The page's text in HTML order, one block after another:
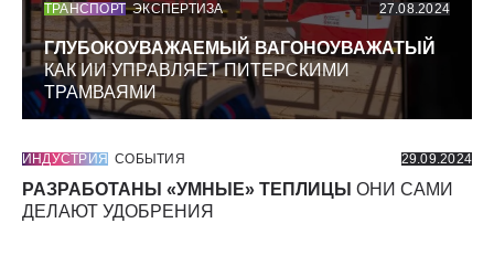
ТРАНСПОРТ ЭКСПЕРТИЗА 27.08.2024
ГЛУБОКОУВАЖАЕМЫЙ ВАГОНОУВАЖАТЫЙ
КАК ИИ УПРАВЛЯЕТ ПИТЕРСКИМИ
ТРАМВАЯМИ
ИНДУСТРИЯ СОБЫТИЯ 29.09.2024
РАЗРАБОТАНЫ «УМНЫЕ» ТЕПЛИЦЫ ОНИ САМИ
ДЕЛАЮТ УДОБРЕНИЯ